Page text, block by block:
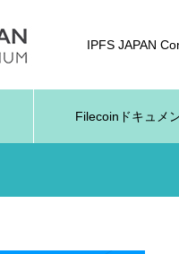
IPFS JAPAN
Filecoinドキュメ